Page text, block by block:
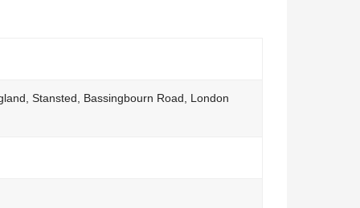
Stansted, Bassingbourn Road, London